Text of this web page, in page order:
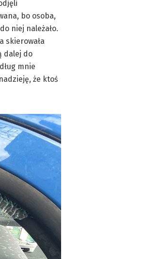
bo osoba,
niej należało.
skierowała
dalej do
mnie
że ktoś